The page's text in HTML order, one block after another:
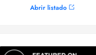
Abrir listado